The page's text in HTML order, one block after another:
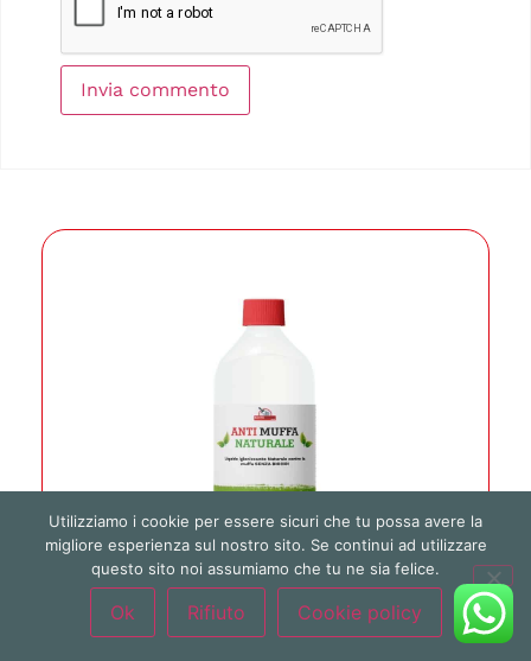
Utilizziamo i cookie per essere sicuri che tu possa avere la
migliore esperienza sul nostro sito. Se continui ad utilizzare
questo sito noi assumiamo che tu ne sia felice.
Ok Rifiuto Cookie policy